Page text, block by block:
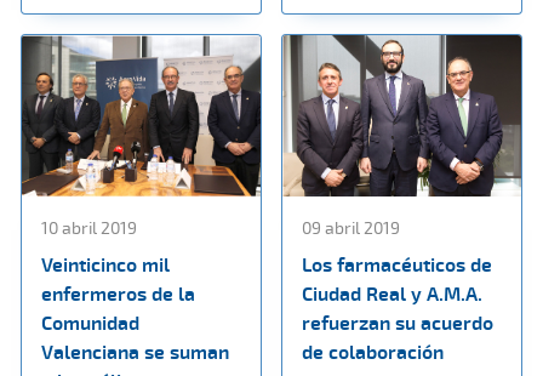
10 abril 2019
Veinticinco mil
enfermeros de la
Comunidad
Valenciana se suman
09 abril 2019
Los farmacéuticos de
Ciudad Real y A.M.A.
refuerzan su acuerdo
de colaboración